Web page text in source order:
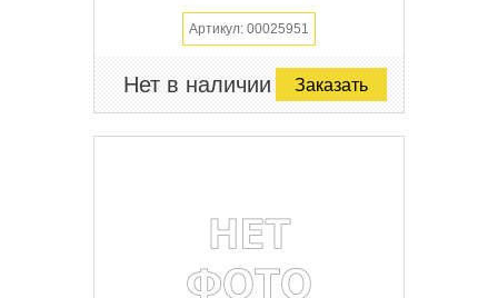
Артикул: 00025951
Нет в наличии Заказать